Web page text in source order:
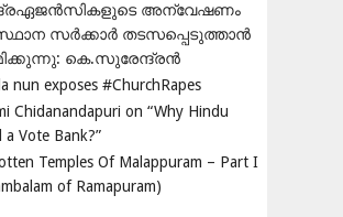
അന്വേഷണം
സർക്കാർ തടസപ്പെടുത്താൻ
കെ.സുരേന്ദ്രൻ
nun exposes #ChurchRapes
Chidanandapuri on “Why Hindu
a Vote Bank?”
Temples Of Malappuram – Part I
of Ramapuram)